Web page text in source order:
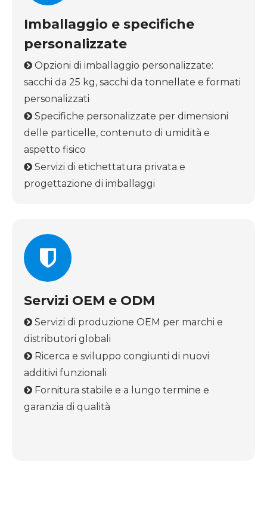
Imballaggio e specifiche
personalizzate
 Opzioni di imballaggio personalizzate:
sacchi da 25 kg, sacchi da tonnellate e formati
personalizzati
 Specifiche personalizzate per dimensioni
delle particelle, contenuto di umidità e
aspetto fisico
 Servizi di etichettatura privata e
progettazione di imballaggi
Servizi OEM e ODM
 Servizi di produzione OEM per marchi e
distributori globali
 Ricerca e sviluppo congiunti di nuovi
additivi funzionali
 Fornitura stabile e a lungo termine e
garanzia di qualità